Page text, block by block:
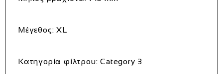
Μέγεθος: XL
Κατηγορία φίλτρου: Category 3